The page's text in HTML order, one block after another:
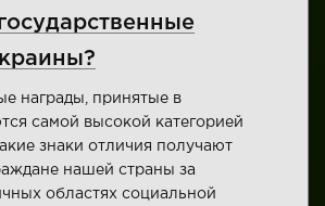
награды, принятые в
самой высокой категорией
знаки отличия получают
нашей страны за
областях социальной